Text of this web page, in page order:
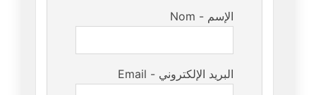
Nom - الإسم
Email - البريد الإلكتروني